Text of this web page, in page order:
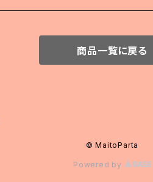
商品一覧に戻る
© MaitoParta
Powered by